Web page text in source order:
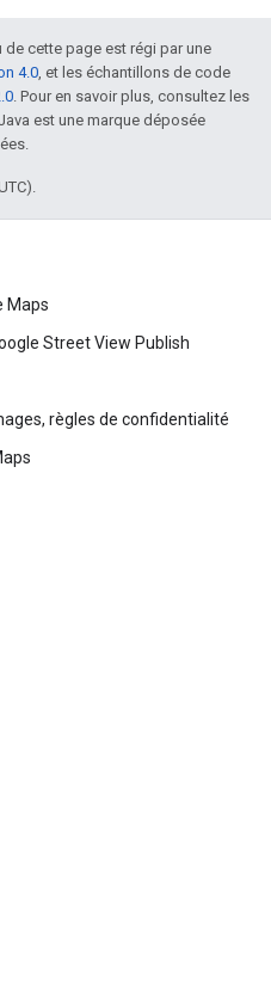
cette page est régi par une
4.0, et les échantillons de code
. Pour en savoir plus, consultez les
est une marque déposée
Maps
Street View Publish
règles de confidentialité